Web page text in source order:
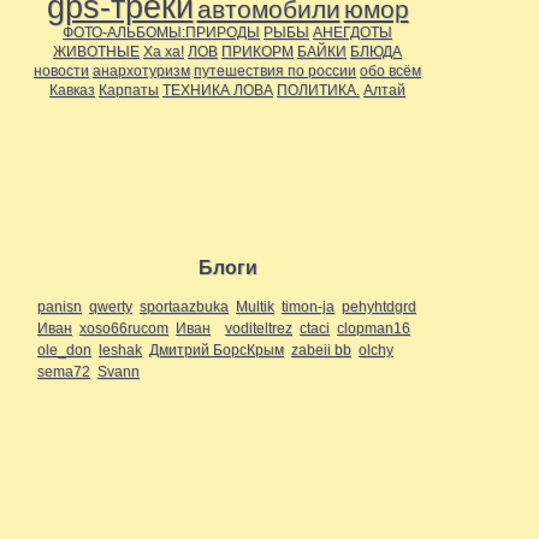
gps-треки автомобили юмор
ФОТО-АЛЬБОМЫ:ПРИРОДЫ РЫБЫ АНЕГДОТЫ
ЖИВОТНЫЕ Ха ха! ЛОВ ПРИКОРМ БАЙКИ БЛЮДА
новости анархотуризм путешествия по россии обо всём
Кавказ Карпаты ТЕХНИКА ЛОВА ПОЛИТИКА. Алтай
Блоги
panisn qwerty sportaazbuka Multik timon-ja pehyhtdgrd
Иван xoso66rucom Иван voditeltrez ctaci clopman16
ole_don leshak Дмитрий БорсКрым zabeii bb olchy
sema72 Svann